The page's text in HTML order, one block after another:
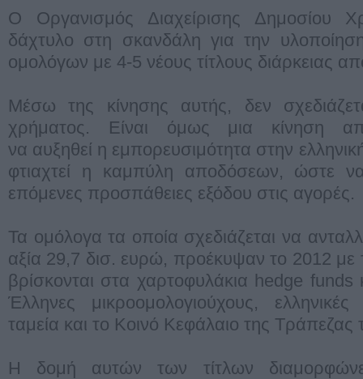
Ο Οργανισμός Διαχείρισης Δημοσίου
δάχτυλο στη σκανδάλη για την
ομολόγων με 4-5 νέους τίτλους διάρκειας
Μέσω της κίνησης αυτής, δεν
χρήματος. Είναι όμως μια κίνηση
να αυξηθεί η εμπορευσιμότητα στην
φτιαχτεί η καμπύλη αποδόσεων, ώστε
επόμενες προσπάθειες εξόδου στις αγορές.
Τα ομόλογα τα οποία σχεδιάζεται να
αξία 29,7 δισ. ευρώ, προέκυψαν το 2012
βρίσκονται στα χαρτοφυλάκια hedge
Έλληνες μικροομολογιούχους,
ταμεία και το Κοινό Κεφάλαιο της
Η δομή αυτών των τίτλων